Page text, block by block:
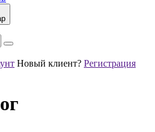
Новый клиент? Регистрация